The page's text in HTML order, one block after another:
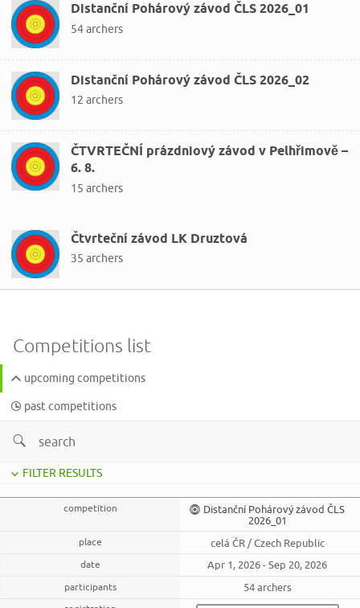
Distanční Pohárový závod ČLS 2026_01
54 archers
Distanční Pohárový závod ČLS 2026_02
12 archers
ČTVRTEČNÍ prázdniový závod v Pelhřimově –
6. 8.
15 archers
Čtvrteční závod LK Druztová
35 archers
Competitions list
upcoming competitions
past competitions
FILTER RESULTS
Distanční Pohárový závod ČLS
2026_01
celá ČR / Czech Republic
Apr 1, 2026 - Sep 20, 2026
54 archers